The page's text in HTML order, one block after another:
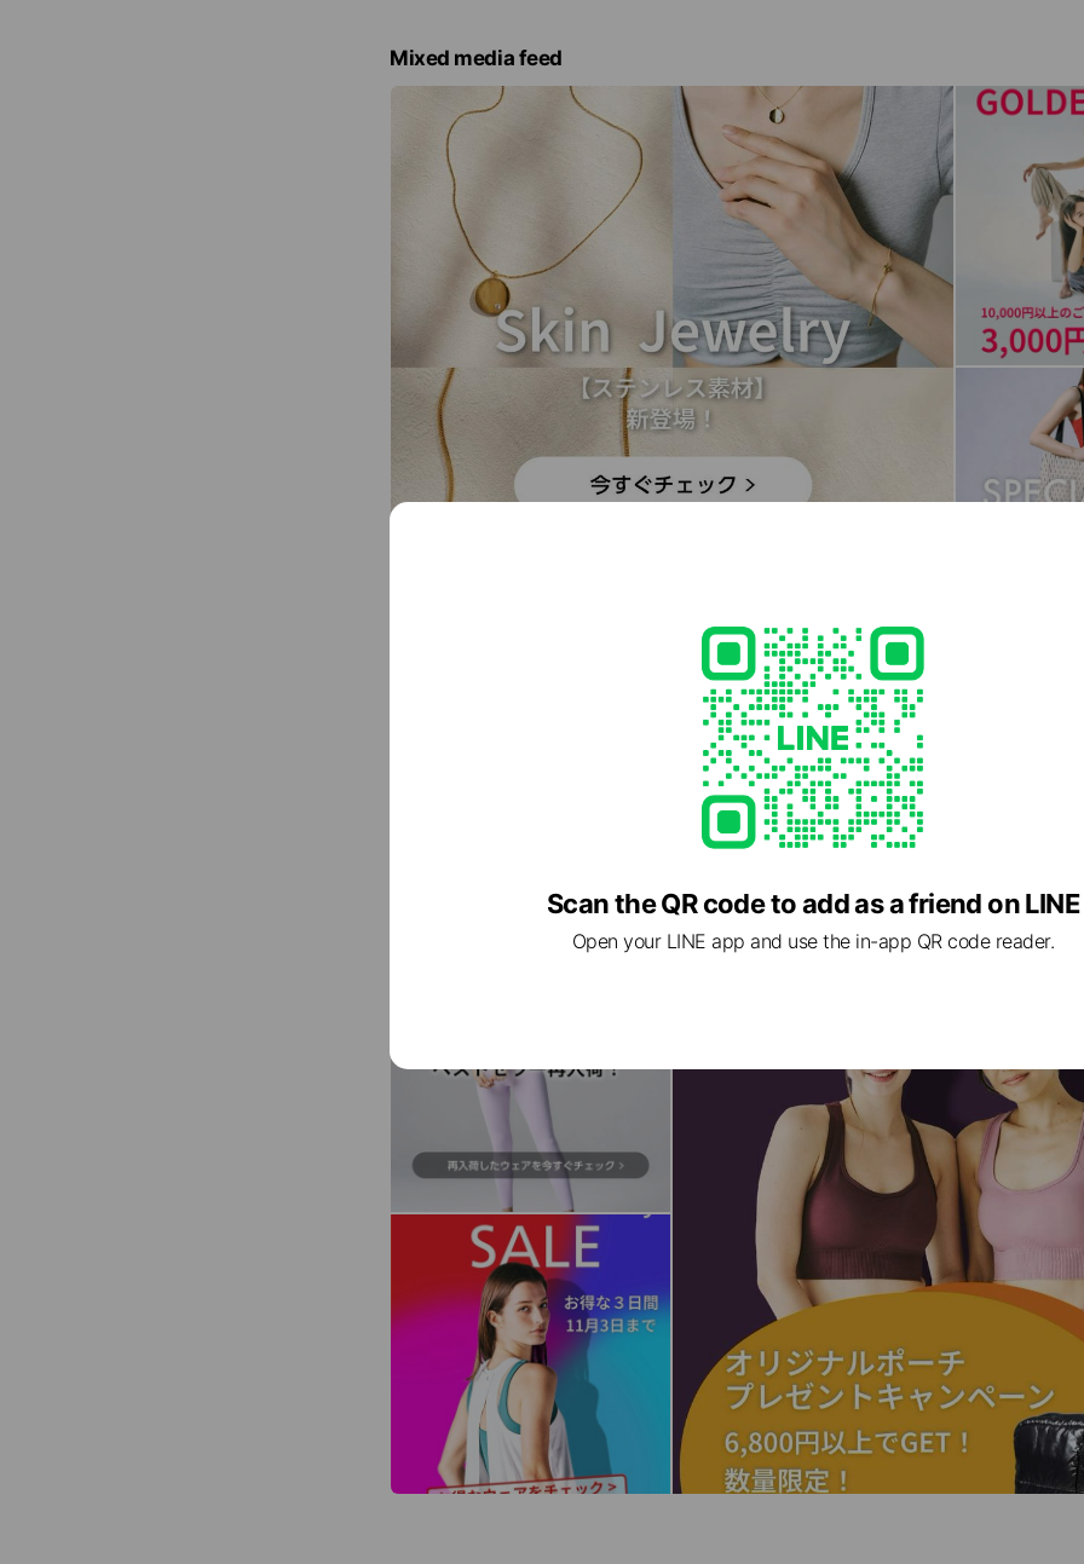
・beyondyoga
・mandala
・varley
Mixed media feed
Scan the QR code to add as a friend on LINE
Open your LINE app and use the in-app QR code reader.